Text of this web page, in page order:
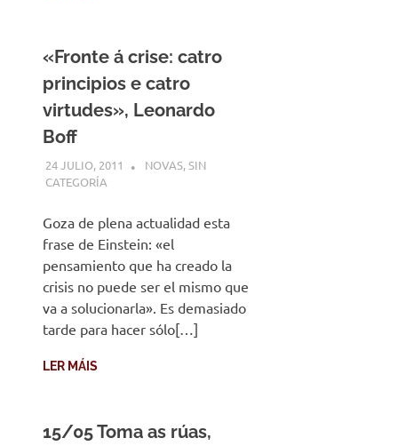
«Fronte á crise: catro
principios e catro
virtudes», Leonardo
Boff
24 JULIO, 2011 DESARROLLO
NOVAS,SIN
CATEGORÍA
Goza de plena actualidad esta
frase de Einstein: «el
pensamiento que ha creado la
crisis no puede ser el mismo que
va a solucionarla». Es demasiado
tarde para hacer sólo[…]
LER MÁIS
15/05 Toma as rúas,